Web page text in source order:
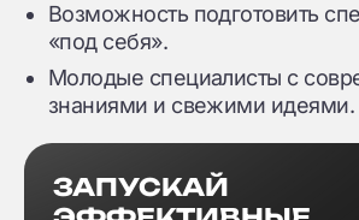
Возможность подготовить
«под себя».
Молодые специалисты с
знаниями и свежими идеями.
ЗАПУСКАЙ